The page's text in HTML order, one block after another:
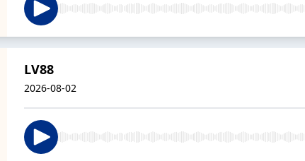
LV88
2026-08-02